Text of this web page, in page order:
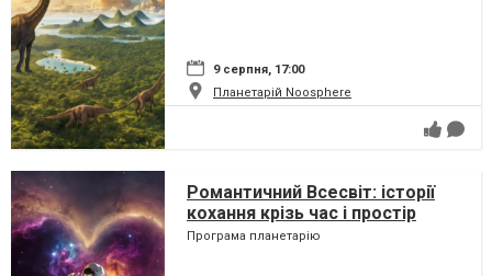
9 серпня, 17:00
Планетарій Noosphere
Романтичний Всесвіт: історії
кохання крізь час і простір
Програма планетарію